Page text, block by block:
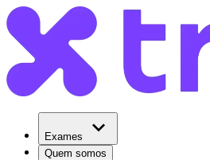
Exames
Quem somos